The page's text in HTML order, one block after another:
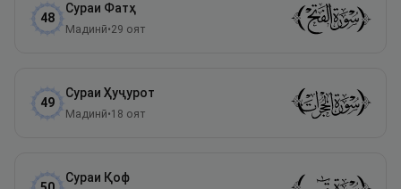
48
Сураи Фатҳ
Мадинӣ•29 оят
49
Сураи Ҳуҷурот
Мадинӣ•18 оят
Сураи Қоф